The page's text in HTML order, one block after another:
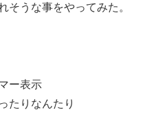
そうな事をやってみた。
ー表示
たりなんたり